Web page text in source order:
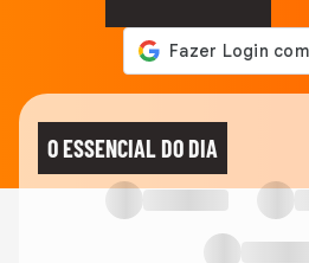
O ESSENCIAL DO DIA